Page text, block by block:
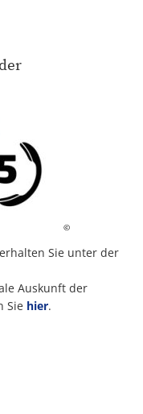
©
Sie unter der
Auskunft der
Sie hier.